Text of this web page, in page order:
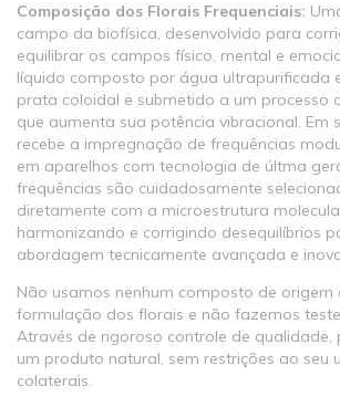
Composição dos Florais Frequenciais:
campo da biofísica, desenvolvido para
equilibrar os campos físico, mental e
líquido composto por água ultrapurificada
prata coloidal e submetido a um processo
que aumenta sua potência vibracional. Em
recebe a impregnação de frequências
em aparelhos com tecnologia de últma
frequências são cuidadosamente
diretamente com a microestrutura
harmonizando e corrigindo desequilíbrios
abordagem tecnicamente avançada e
Não usamos nenhum composto de origem
formulação dos florais e não fazemos
Através de rigoroso controle de
um produto natural, sem restrições ao seu
colaterais.